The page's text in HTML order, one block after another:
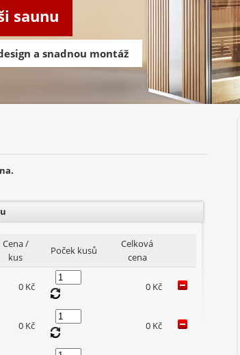
saunu
a snadnou montáž
Cena /
kus
Poček kusů
Celková
cena
0 Kč 0 Kč
0 Kč 0 Kč